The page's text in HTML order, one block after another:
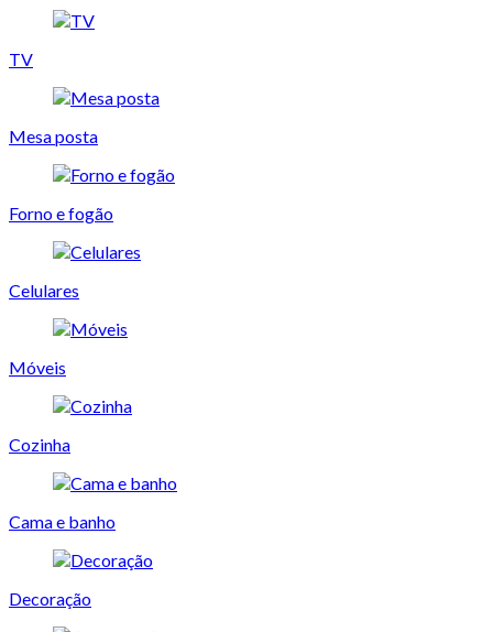
TV
Mesa posta
Forno e fogão
Celulares
Móveis
Cozinha
Cama e banho
Decoração